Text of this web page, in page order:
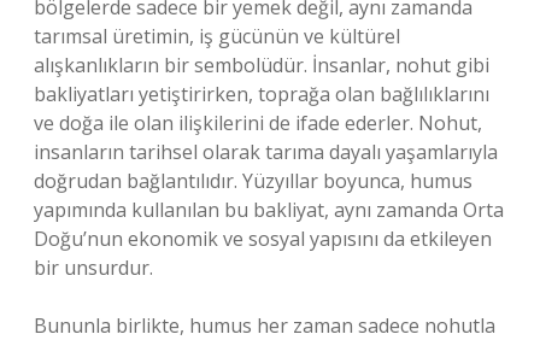
bölgelerde sadece bir yemek değil, aynı zamanda
tarımsal üretimin, iş gücünün ve kültürel
alışkanlıkların bir sembolüdür. İnsanlar, nohut gibi
bakliyatları yetiştirirken, toprağa olan bağlılıklarını
ve doğa ile olan ilişkilerini de ifade ederler. Nohut,
insanların tarihsel olarak tarıma dayalı yaşamlarıyla
doğrudan bağlantılıdır. Yüzyıllar boyunca, humus
yapımında kullanılan bu bakliyat, aynı zamanda Orta
Doğu’nun ekonomik ve sosyal yapısını da etkileyen
bir unsurdur.
Bununla birlikte, humus her zaman sadece nohutla